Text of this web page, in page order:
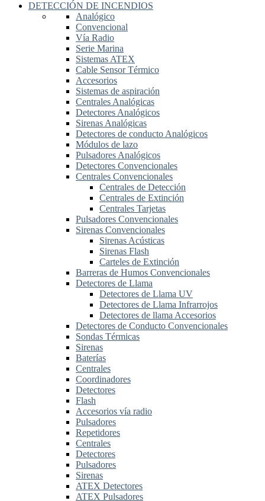
DETECCIÓN DE INCENDIOS
Analógico
Convencional
Vía Radio
Serie Marina
Sistemas ATEX
Cable Sensor Térmico
Accesorios
Sistemas de aspiración
Centrales Analógicas
Detectores Analógicos
Sirenas Analógicas
Detectores de conducto Analógicos
Módulos de lazo
Pulsadores Analógicos
Detectores Convencionales
Centrales Convencionales
Centrales de Detección
Centrales de Extinción
Centrales Tarjetas
Pulsadores Convencionales
Sirenas Convencionales
Sirenas Acústicas
Sirenas Flash
Carteles de Extinción
Barreras de Humos Convencionales
Detectores de Llama
Detectores de Llama UV
Detectores de Llama Infrarrojos
Detectores de llama Accesorios
Detectores de Conducto Convencionales
Sondas Térmicas
Sirenas
Baterías
Centrales
Coordinadores
Detectores
Flash
Accesorios vía radio
Pulsadores
Repetidores
Centrales
Detectores
Pulsadores
Sirenas
ATEX Detectores
ATEX Pulsadores